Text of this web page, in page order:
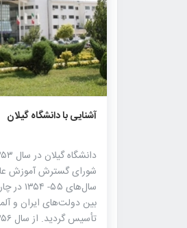
۰
آشنایی با دانشگاه گیلان
شورای گسترش آموزش
سال‌های
بین دولت‌های ایران و